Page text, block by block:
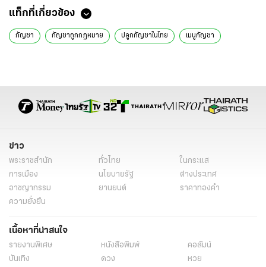
แท็กที่เกี่ยวข้อง
กัญชา กัญชาถูกกฎหมาย ปลูกกัญชาในไทย เมนูกัญชา
ข่าว
พระราชสำนัก ทั่วไทย
ในกระแส
การเมือง
นโยบายรัฐ
ต่างประเทศ
อาชญากรรม
ยานยนต์
ราคาทองคำ
ความยั่งยืน
เนื้อหาที่น่าสนใจ
รายงานพิเศษ หนังสือพิมพ์
คอลัมน์
บันเทิง
ดวง
หวย